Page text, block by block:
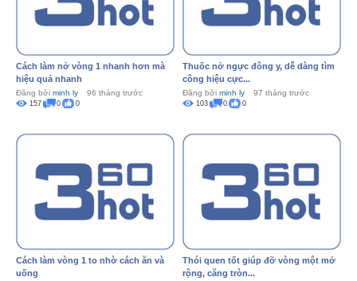
Cách làm nở vòng 1 nhanh hơn mà
hiệu quả nhanh
Đăng bởi minh ly 96 tháng trước
157 0 0
Thuốc nở ngực đông y, dễ dàng tìm
công hiệu cực...
Đăng bởi minh ly 97 tháng trước
103 0 0
Cách làm vòng 1 to nhờ cách ăn và
uống
Thói quen tốt giúp đỡ vòng một mở
rộng, căng tròn...